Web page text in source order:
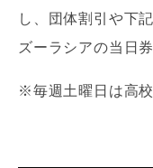
し、団体割引や下
ズーラシアの当日
※毎週土曜日は高